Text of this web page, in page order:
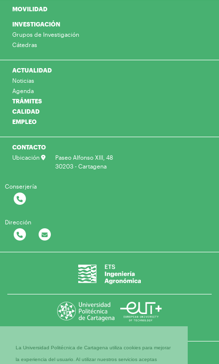
La Universidad Politécnica de Cartagena utiliza cookies para mejorar
la experiencia del usuario. Al utilizar nuestros servicios aceptas
MOVILIDAD
INVESTIGACIÓN
Grupos de Investigación
Cátedras
ACTUALIDAD
Noticias
Agenda
TRÁMITES
CALIDAD
EMPLEO
CONTACTO
Ubicación
Paseo Alfonso XIII, 48
30203 - Cartagena
Conserjería
Dirección